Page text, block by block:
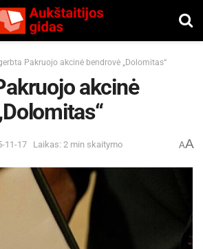
Pakruojo akcinė bendrovė „Dolomitas“
akcinė
11-17 Laikas: 2 min skaitymo AA